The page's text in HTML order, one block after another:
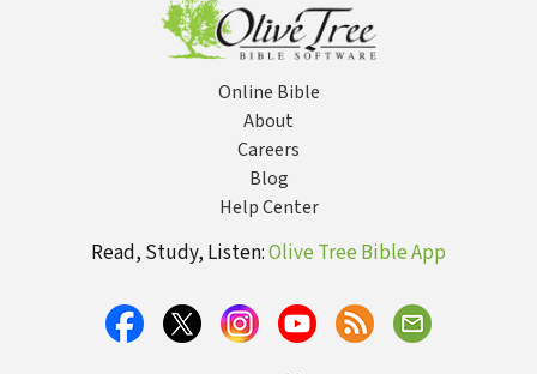
Online Bible
About
Careers
Blog
Help Center
Read, Study, Listen:Olive Tree Bible App